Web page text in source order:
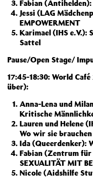
Fabian (Antihelden):
Jessi (LAG
EMPOWERMENT
Karimael (IHS e.V.):
Sattel
Pause/Open Stage/
17:45-18:30: World
über):
Anna-Lena und
Kritische
Lauren und Helene
Wo wir sie
Ida (Queerdenker):
Fabian (Zentrum
SEXUALITÄT MIT
Nicole (Aidshilfe